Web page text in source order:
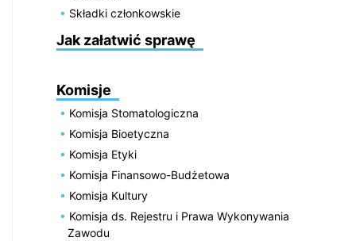
Składki członkowskie
Jak załatwić sprawę
Komisje
Komisja Stomatologiczna
Komisja Bioetyczna
Komisja Etyki
Komisja Finansowo-Budżetowa
Komisja Kultury
Komisja ds. Rejestru i Prawa Wykonywania
Zawodu